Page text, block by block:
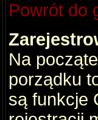
Powrót do
Na
porządku
są funkcje